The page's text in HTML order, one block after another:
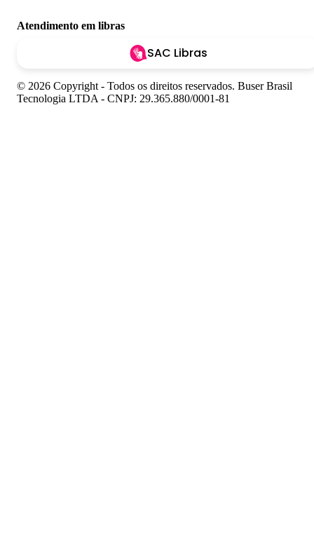
Atendimento em libras
SAC Libras
© 2026 Copyright - Todos os direitos reservados. Buser Brasil
Tecnologia LTDA - CNPJ: 29.365.880/0001-81